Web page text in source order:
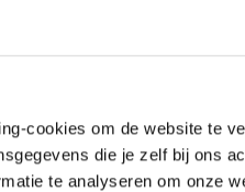
cookies om de website te
die je zelf bij ons
te analyseren om onze
te werken, voelt
intensiever